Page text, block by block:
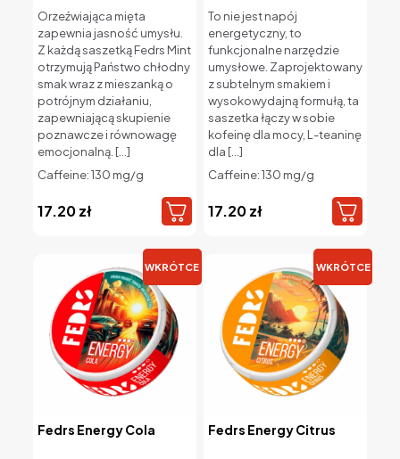
Orzeźwiająca mięta
zapewnia jasność umysłu.
Z każdą saszetką Fedrs Mint
otrzymują Państwo chłodny
smak wraz z mieszanką o
potrójnym działaniu,
zapewniającą skupienie
poznawcze i równowagę
emocjonalną. […]
Caffeine: 130 mg/g
17.20zł
To nie jest napój
energetyczny, to
funkcjonalne narzędzie
umysłowe. Zaprojektowany
z subtelnym smakiem i
wysokowydajną formułą, ta
saszetka łączy w sobie
kofeinę dla mocy, L-teaninę
dla […]
Caffeine: 130 mg/g
17.20zł
WKRÓTCE
Fedrs Energy Cola
WKRÓTCE
Fedrs Energy Citrus